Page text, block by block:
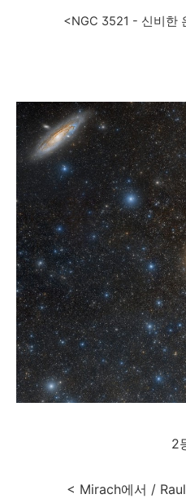
<NGC 3521 - 신비한
2
< Mirach에서 /